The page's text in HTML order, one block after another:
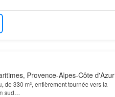
Provence-Alpes-Côte d'Azur
de 330 m², entièrement tournée vers la
sud…